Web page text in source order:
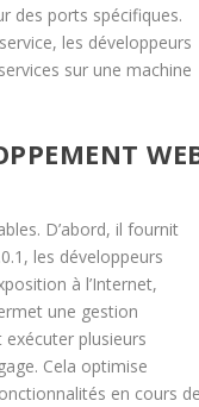
des ports spécifiques.
les développeurs
sur une machine
D’abord, il fournit
les développeurs
à l’Internet,
une gestion
plusieurs
Cela optimise
en cours